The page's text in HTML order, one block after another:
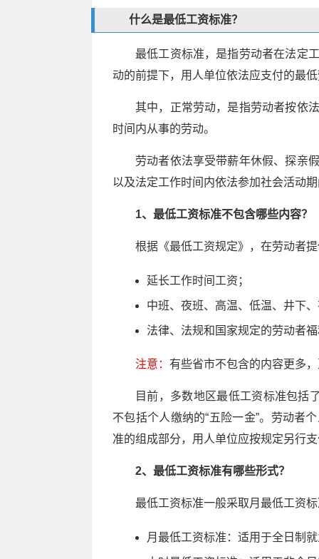
什么是最低工资标准？
最低工资标准，是指劳动者在法定
动的前提下，用人单位依法应支付的最
其中，正常劳动，是指劳动者按依
时间内从事的劳动。
劳动者依法享受带薪年休假、探亲
以及法定工作时间内依法参加社会活动
1、最低工资标准不包含哪些内容？
根据《最低工资规定》，在劳动者
延长工作时间工资；
中班、夜班、高温、低温、井下
法律、法规和国家规定的劳动者
注意： 有些省市不包含的内容更多
目前，多数地区最低工资标准包括
不包括个人缴纳的“五险一金”。劳动者
准的组成部分，用人单位应按规定另行
2、最低工资标准有哪些形式？
最低工资标准一般采取月最低工资
月最低工资标准：适用于全日制